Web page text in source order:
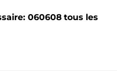
060608 tous les